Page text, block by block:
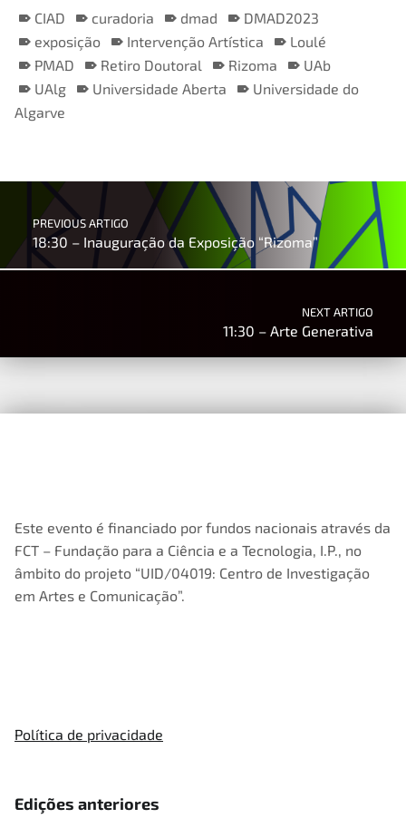
CIAD curadoria dmad
DMAD2023
exposição
Intervenção Artística
Loulé
PMAD
Retiro Doutoral Rizoma
UAb
UAlg
Universidade Aberta
Universidade do
Algarve
Post navigation
PREVIOUS ARTIGO
18:30 – Inauguração da Exposição “Rizoma”
NEXT ARTIGO
11:30 – Arte Generativa
Este evento é financiado por fundos nacionais através da
FCT – Fundação para a Ciência e a Tecnologia, I.P., no
âmbito do projeto “UID/04019: Centro de Investigação
em Artes e Comunicação”.
Política de privacidade
Edições anteriores